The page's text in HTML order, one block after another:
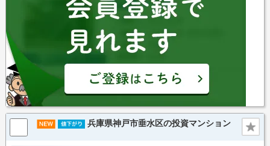
兵庫県神戸市垂水区の投資マンション